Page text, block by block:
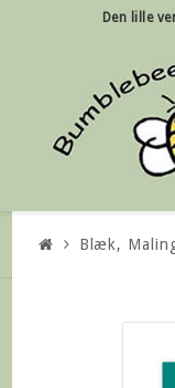
Den lille
Blæk,